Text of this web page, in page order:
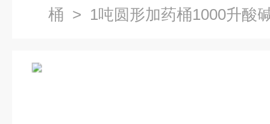
桶 > 1吨圆形加药桶1000升酸